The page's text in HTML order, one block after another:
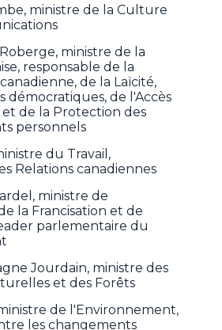
ministre de la Culture
ministre de la
responsable de la
de la Laïcité,
démocratiques, de l'Accès
de la Protection des
personnels
du Travail,
Relations canadiennes
ministre de
la Francisation et de
parlementaire du
Jourdain, ministre des
et des Forêts
de l'Environnement,
les changements